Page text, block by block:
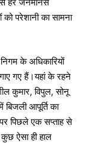
परेशानी का सामना
के अधिकारियों
गए हैं।यहां के रहने
कुमार, विपुल, सोनू
आपूर्ति का
पर पिछले एक सप्ताह से
ऐसा ही हाल